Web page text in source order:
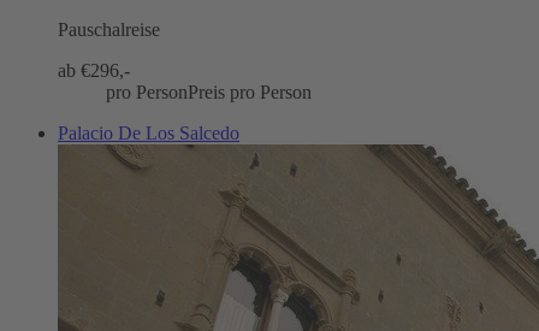
Pauschalreise
ab €296,-
pro PersonPreis pro Person
Palacio De Los Salcedo